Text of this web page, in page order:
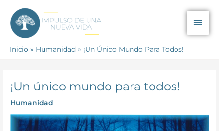
contenido
Inicio Humanidad ¡Un Único Mundo Para Todos!
¡Un único mundo para todos!
Humanidad